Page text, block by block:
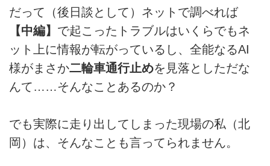
だって（後日談として）ネットで調べれば
【中編】 で起こったトラブルはいくらでもネ
ット上に情報が転がっているし、全能なるAI
様がまさか二輪車通行止めを見落としただな
んて……そんなことあるのか？
でも実際に走り出してしまった現場の私（北
岡）は、そんなことも言ってられません。